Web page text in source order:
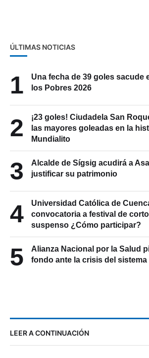
ÚLTIMAS NOTICIAS
1
Una fecha de 39 goles sacude
los Pobres 2026
2
¡23 goles! Ciudadela San
las mayores goleadas en la
Mundialito
3
Alcalde de Sígsig acudirá a
justificar su patrimonio
4
Universidad Católica de
convocatoria a festival de
suspenso ¿Cómo participar?
5
Alianza Nacional por la Salud
fondo ante la crisis del
LEER A CONTINUACIÓN